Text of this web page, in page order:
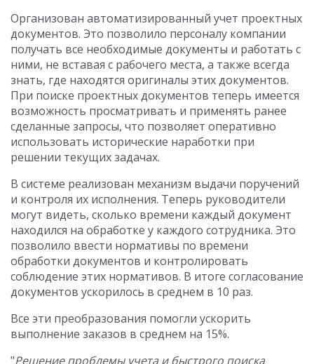
Организован автоматизированный учет проектных
документов. Это позволило персоналу компании
получать все необходимые документы и работать с
ними, не вставая с рабочего места, а также всегда
знать, где находятся оригиналы этих документов.
При поиске проектных документов теперь имеется
возможность просматривать и применять ранее
сделанные запросы, что позволяет оперативно
использовать исторические наработки при
решении текущих задачах.
В системе реализован механизм выдачи поручений
и контроля их исполнения. Теперь руководители
могут видеть, сколько времени каждый документ
находился на обработке у каждого сотрудника. Это
позволило ввести нормативы по времени
обработки документов и контролировать
соблюдение этих нормативов. В итоге согласование
документов ускорилось в среднем в 10 раз.
Все эти преобразования помогли ускорить
выполнение заказов в среднем на 15%.
"Решение проблемы учета и быстрого поиска